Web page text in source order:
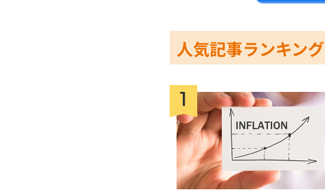
人気記事ランキング